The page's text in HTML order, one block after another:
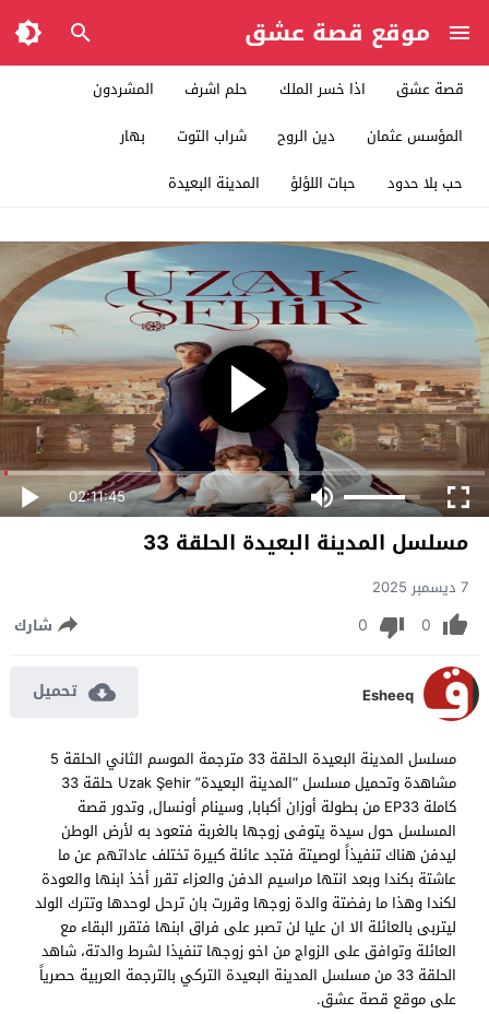
موقع قصة عشق
قصة عشق اذا خسر الملك حلم اشرف
المشردون
المؤسس عثمان
دين الروح شراب التوت
بهار
حب بلا حدود
حبات اللؤلؤ المدينة البعيدة
02:11:45
مسلسل المدينة البعيدة الحلقة 33
7 ديسمبر 2025
0
0 شارك
Esheeq تحميل
مسلسل المدينة البعيدة الحلقة 33 مترجمة الموسم الثاني الحلقة 5
مشاهدة وتحميل مسلسل “المدينة البعيدة” Uzak Şehir حلقة 33
كاملة EP33 من بطولة أوزان أكبابا, وسينام أونسال, وتدور قصة
المسلسل حول سيدة يتوفى زوجها بالغربة فتعود به لأرض الوطن
ليدفن هناك تنفيذاً لوصيتة فتجد عائلة كبيرة تختلف عاداتهم عن ما
عاشتة بكندا وبعد انتها مراسيم الدفن والعزاء تقرر أخذ ابنها والعودة
لكندا وهذا ما رفضتة والدة زوجها وقررت بان ترحل لوحدها وتترك الولد
ليتربى بالعائلة الا ان عليا لن تصبر على فراق ابنها فتقرر البقاء مع
العائلة وتوافق على الزواج من اخو زوجها تنفيذا لشرط والدتة، شاهد
الحلقة 33 من مسلسل المدينة البعيدة التركي بالترجمة العربية حصرياً
على موقع قصة عشق.